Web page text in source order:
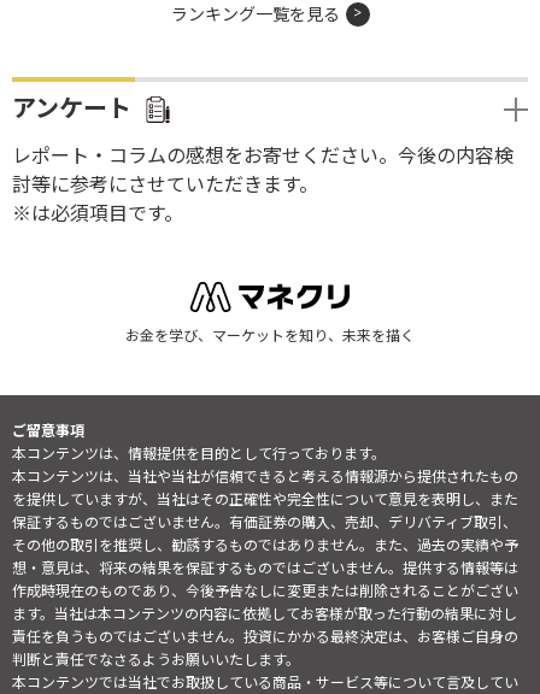
ランキング一覧を見る
アンケート
レポート・コラムの感想をお寄せください。今後の内容検
討等に参考にさせていただきます。
※は必須項目です。
お金を学び、マーケットを知り、未来を描く
ご留意事項
本コンテンツは、情報提供を目的として行っております。
本コンテンツは、当社や当社が信頼できると考える情報源から提供されたもの
を提供していますが、当社はその正確性や完全性について意見を表明し、また
保証するものではございません。有価証券の購入、売却、デリバティブ取引、
その他の取引を推奨し、勧誘するものではありません。また、過去の実績や予
想・意見は、将来の結果を保証するものではございません。提供する情報等は
作成時現在のものであり、今後予告なしに変更または削除されることがござい
ます。当社は本コンテンツの内容に依拠してお客様が取った行動の結果に対し
責任を負うものではございません。投資にかかる最終決定は、お客様ご自身の
判断と責任でなさるようお願いいたします。
本コンテンツでは当社でお取扱している商品・サービス等について言及してい